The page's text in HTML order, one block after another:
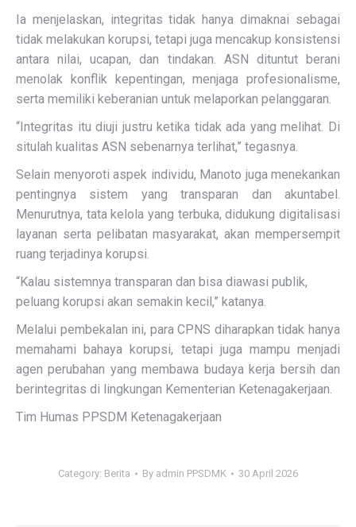
Ia menjelaskan, integritas tidak hanya dimaknai sebagai
tidak melakukan korupsi, tetapi juga mencakup konsistensi
antara nilai, ucapan, dan tindakan. ASN dituntut berani
menolak konflik kepentingan, menjaga profesionalisme,
serta memiliki keberanian untuk melaporkan pelanggaran.
“Integritas itu diuji justru ketika tidak ada yang melihat. Di
situlah kualitas ASN sebenarnya terlihat,” tegasnya.
Selain menyoroti aspek individu, Manoto juga menekankan
pentingnya sistem yang transparan dan akuntabel.
Menurutnya, tata kelola yang terbuka, didukung digitalisasi
layanan serta pelibatan masyarakat, akan mempersempit
ruang terjadinya korupsi.
“Kalau sistemnya transparan dan bisa diawasi publik,
peluang korupsi akan semakin kecil,” katanya.
Melalui pembekalan ini, para CPNS diharapkan tidak hanya
memahami bahaya korupsi, tetapi juga mampu menjadi
agen perubahan yang membawa budaya kerja bersih dan
berintegritas di lingkungan Kementerian Ketenagakerjaan.
Tim Humas PPSDM Ketenagakerjaan
Category: Berita By admin PPSDMK 30 April 2026